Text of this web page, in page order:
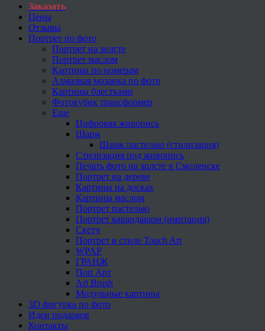
Заказать
Цены
Отзывы
Портрет по фото
Портрет на холсте
Портрет маслом
Картины по номерам
Алмазная мозаика по фото
Картины блестками
Фотокубик трансформер
Еще
Цифровая живопись
Шарж
Шарж пастелью (стилизация)
Стилизация под живопись
Печать фото на холсте в Смоленске
Портрет на дереве
Картины на досках
Картины маслом
Портрет пастелью
Портрет карандашом (имитация)
Скетч
Портрет в стиле Touch Art
WPAP
ГРАНЖ
Поп Арт
Art Brush
Модульные картины
3D фигурка по фото
Идеи подарков
Контакты